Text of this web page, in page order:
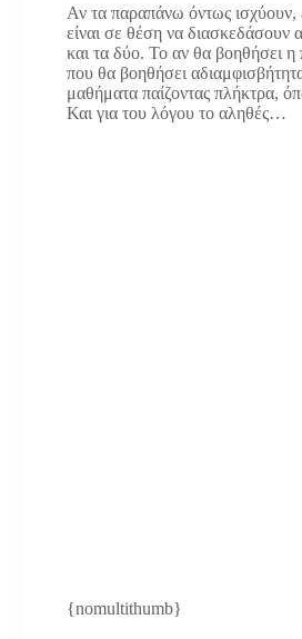
Αν τα παραπάνω όντως ισχύουν,
είναι σε θέση να διασκεδάσουν
και τα δύο. Το αν θα βοηθήσει
που θα βοηθήσει
μαθήματα παίζοντας πλήκτρα,
Και για του λόγου το αληθές…
{nomultithumb}